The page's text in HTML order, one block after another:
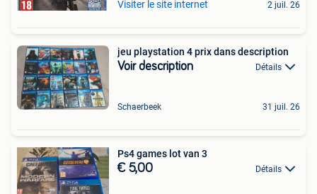
Visiter le site internet 2 juil. 26
jeu playstation 4 prix dans description
Voir description Détails
Schaerbeek 31 juil. 26
Ps4 games lot van 3
€ 5,00 Détails